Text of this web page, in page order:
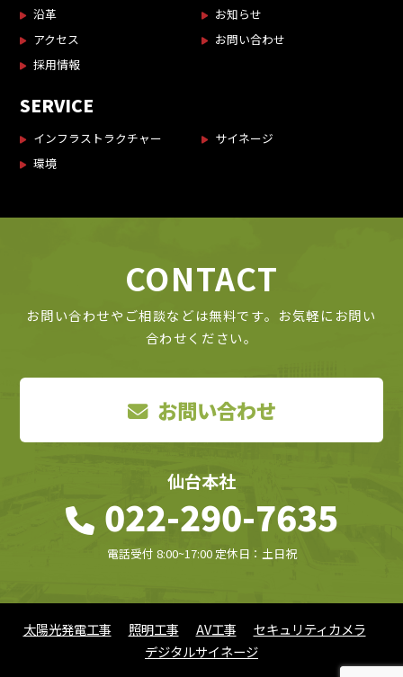
沿革
お知らせ
アクセス
お問い合わせ
採用情報
SERVICE
インフラストラクチャー
サイネージ
環境
CONTACT
お問い合わせやご相談などは無料です。お気軽にお問い
合わせください。
お問い合わせ
仙台本社
022-290-7635
電話受付 8:00~17:00 定休日：土日祝
太陽光発電工事 照明工事 AV工事
セキュリティカメラ
デジタルサイネージ